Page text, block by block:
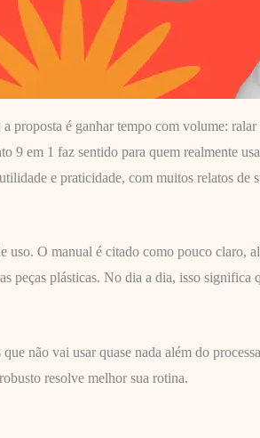
é ganhar tempo com volume: ralar
9 em 1 faz sentido para quem realmente
e praticidade, com muitos relatos de
uso. O manual é citado como pouco claro,
peças plásticas. No dia a dia, isso
não vai usar quase nada além do
resolve melhor sua rotina.